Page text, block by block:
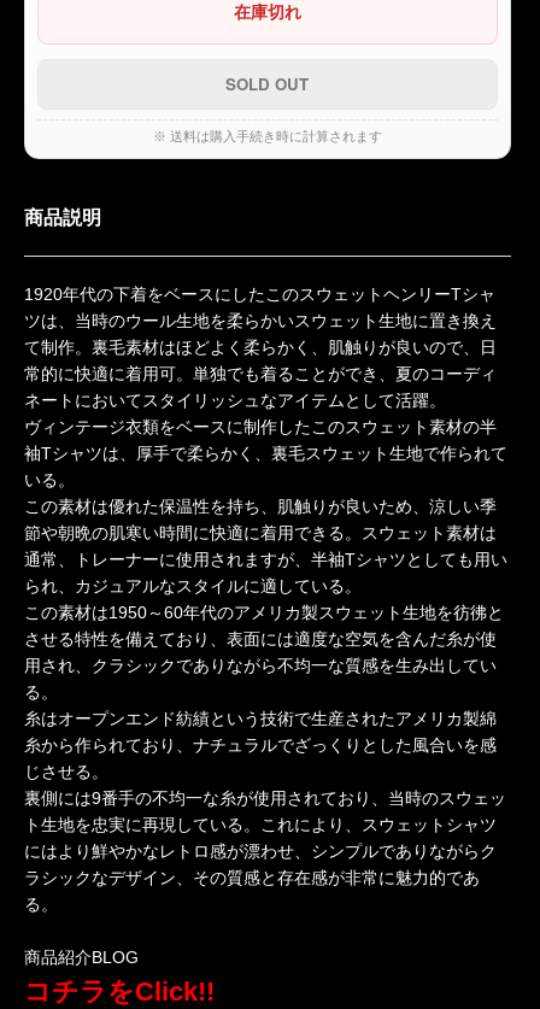
在庫切れ
※ 送料は購入手続き時に計算されます
商品説明
1920年代の下着をベースにしたこのスウェットヘンリーTシャ
ツは、当時のウール生地を柔らかいスウェット生地に置き換え
て制作。裏毛素材はほどよく柔らかく、肌触りが良いので、日
常的に快適に着用可。単独でも着ることができ、夏のコーディ
ネートにおいてスタイリッシュなアイテムとして活躍。
ヴィンテージ衣類をベースに制作したこのスウェット素材の半
袖Tシャツは、厚手で柔らかく、裏毛スウェット生地で作られて
いる。
この素材は優れた保温性を持ち、肌触りが良いため、涼しい季
節や朝晩の肌寒い時間に快適に着用できる。スウェット素材は
通常、トレーナーに使用されますが、半袖Tシャツとしても用い
られ、カジュアルなスタイルに適している。
この素材は1950～60年代のアメリカ製スウェット生地を彷彿と
させる特性を備えており、表面には適度な空気を含んだ糸が使
用され、クラシックでありながら不均一な質感を生み出してい
る。
糸はオープンエンド紡績という技術で生産されたアメリカ製綿
糸から作られており、ナチュラルでざっくりとした風合いを感
じさせる。
裏側には9番手の不均一な糸が使用されており、当時のスウェッ
ト生地を忠実に再現している。これにより、スウェットシャツ
にはより鮮やかなレトロ感が漂わせ、シンプルでありながらク
ラシックなデザイン、その質感と存在感が非常に魅力的であ
る。
商品紹介BLOG
コチラをClick!!